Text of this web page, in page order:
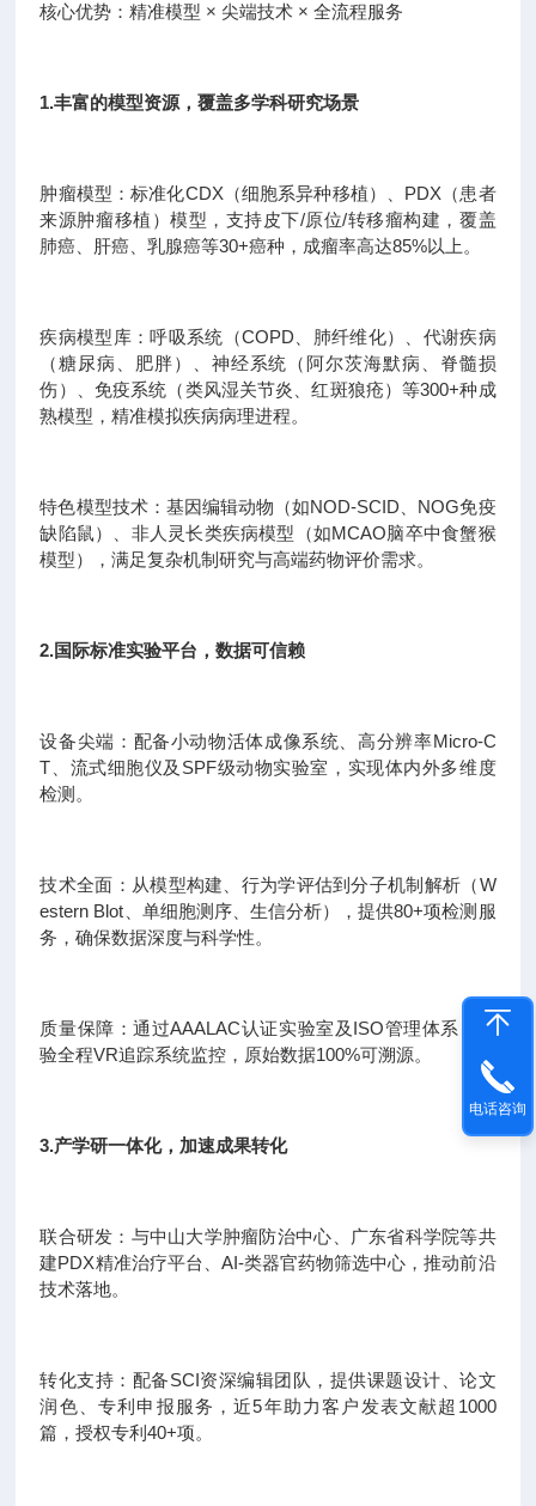
核心优势：精准模型 × 尖端技术 × 全流程服务
1.丰富的模型资源，覆盖多学科研究场景
肿瘤模型：标准化CDX（细胞系异种移植）、PDX（患者
来源肿瘤移植）模型，支持皮下/原位/转移瘤构建，覆盖
肺癌、肝癌、乳腺癌等30+癌种，成瘤率高达85%以上。
疾病模型库：呼吸系统（COPD、肺纤维化）、代谢疾病
（糖尿病、肥胖）、神经系统（阿尔茨海默病、脊髓损
伤）、免疫系统（类风湿关节炎、红斑狼疮）等300+种成
熟模型，精准模拟疾病病理进程。
特色模型技术：基因编辑动物（如NOD-SCID、NOG免疫
缺陷鼠）、非人灵长类疾病模型（如MCAO脑卒中食蟹猴
模型），满足复杂机制研究与高端药物评价需求。
2.国际标准实验平台，数据可信赖
设备尖端：配备小动物活体成像系统、高分辨率Micro-C
T、流式细胞仪及SPF级动物实验室，实现体内外多维度
检测。
技术全面：从模型构建、行为学评估到分子机制解析（W
estern Blot、单细胞测序、生信分析），提供80+项检测服
务，确保数据深度与科学性。
质量保障：通过AAALAC认证实验室及ISO管理体系，实
验全程VR追踪系统监控，原始数据100%可溯源。
3.产学研一体化，加速成果转化
联合研发：与中山大学肿瘤防治中心、广东省科学院等共
建PDX精准治疗平台、AI-类器官药物筛选中心，推动前沿
技术落地。
转化支持：配备SCI资深编辑团队，提供课题设计、论文
润色、专利申报服务，近5年助力客户发表文献超1000
篇，授权专利40+项。
电话咨询